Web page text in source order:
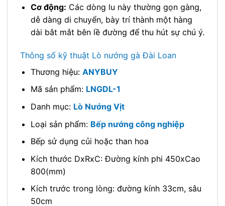
Cơ động: Các dòng lu này thường gọn gàng,
dễ dàng di chuyển, bày trí thành một hàng
dài bắt mắt bên lề đường để thu hút sự chú ý.
Thông số kỹ thuật Lò nướng gà Đài Loan
Thương hiệu: ANYBUY
Mã sản phẩm: LNGDL-1
Danh mục: Lò Nướng Vịt
Loại sản phẩm: Bếp nướng công nghiệp
Bếp sử dụng củi hoặc than hoa
Kích thước DxRxC: Đường kính phi 450xCao
800(mm)
Kích trước trong lòng: đường kính 33cm, sâu
50cm